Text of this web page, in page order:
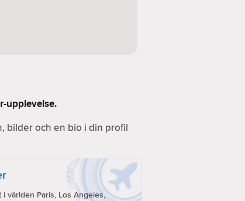
upplevelse.
bilder och en bio i din profil
världen Paris, Los Angeles,